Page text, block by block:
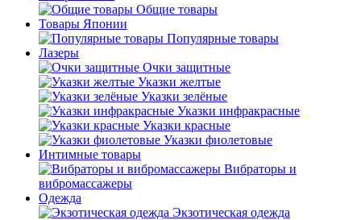
Общие товары
Товары Японии
Популярные товары
Лазеры
Очки защитные
Указки желтые
Указки зелёные
Указки инфракрасные
Указки красные
Указки фиолетовые
Интимные товары
Вибраторы и
вибромассажеры
Одежда
Экзотическая одежда